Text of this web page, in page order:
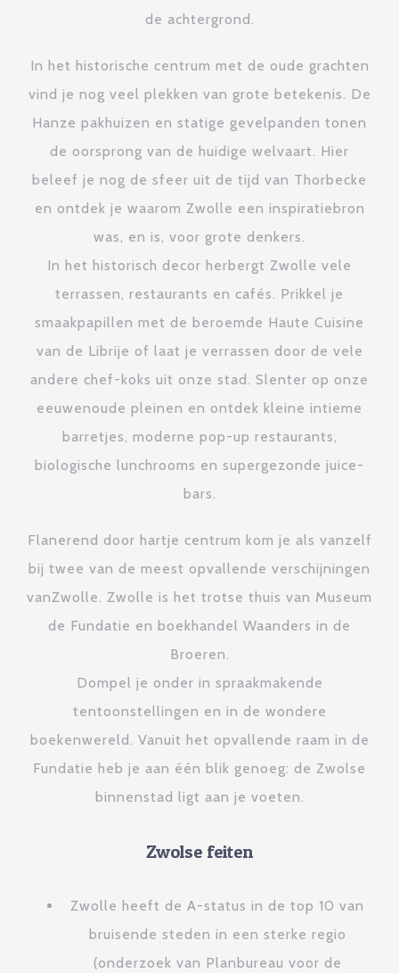
de achtergrond.
In het historische centrum met de oude grachten
vind je nog veel plekken van grote betekenis. De
Hanze pakhuizen en statige gevelpanden tonen
de oorsprong van de huidige welvaart. Hier
beleef je nog de sfeer uit de tijd van Thorbecke
en ontdek je waarom Zwolle een inspiratiebron
was, en is, voor grote denkers.
In het historisch decor herbergt Zwolle vele
terrassen, restaurants en cafés. Prikkel je
smaakpapillen met de beroemde Haute Cuisine
van de Librije of laat je verrassen door de vele
andere chef-koks uit onze stad. Slenter op onze
eeuwenoude pleinen en ontdek kleine intieme
barretjes, moderne pop-up restaurants,
biologische lunchrooms en supergezonde juice-
bars.
Flanerend door hartje centrum kom je als vanzelf
bij twee van de meest opvallende verschijningen
vanZwolle. Zwolle is het trotse thuis van Museum
de Fundatie en boekhandel Waanders in de
Broeren.
Dompel je onder in spraakmakende
tentoonstellingen en in de wondere
boekenwereld. Vanuit het opvallende raam in de
Fundatie heb je aan één blik genoeg: de Zwolse
binnenstad ligt aan je voeten.
Zwolse feiten
Zwolle heeft de A-status in de top 10 van
bruisende steden in een sterke regio
(onderzoek van Planbureau voor de